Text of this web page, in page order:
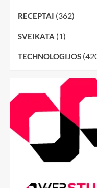
RECEPTAI (362)
SVEIKATA (1)
TECHNOLOGIJOS